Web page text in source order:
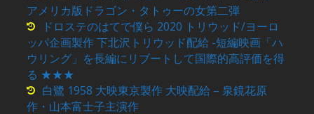
アメリカ版ドラゴン・タトゥーの女第二弾
ドロステのはてで僕ら 2020 トリウッド/ヨーロ
ッパ企画製作 下北沢トリウッド配給 -短編映画「ハ
ウリング」を長編にリブートして国際的高評価を得
る ★★★
白鷺 1958 大映東京製作 大映配給 – 泉鏡花原
作・山本富士子主演作